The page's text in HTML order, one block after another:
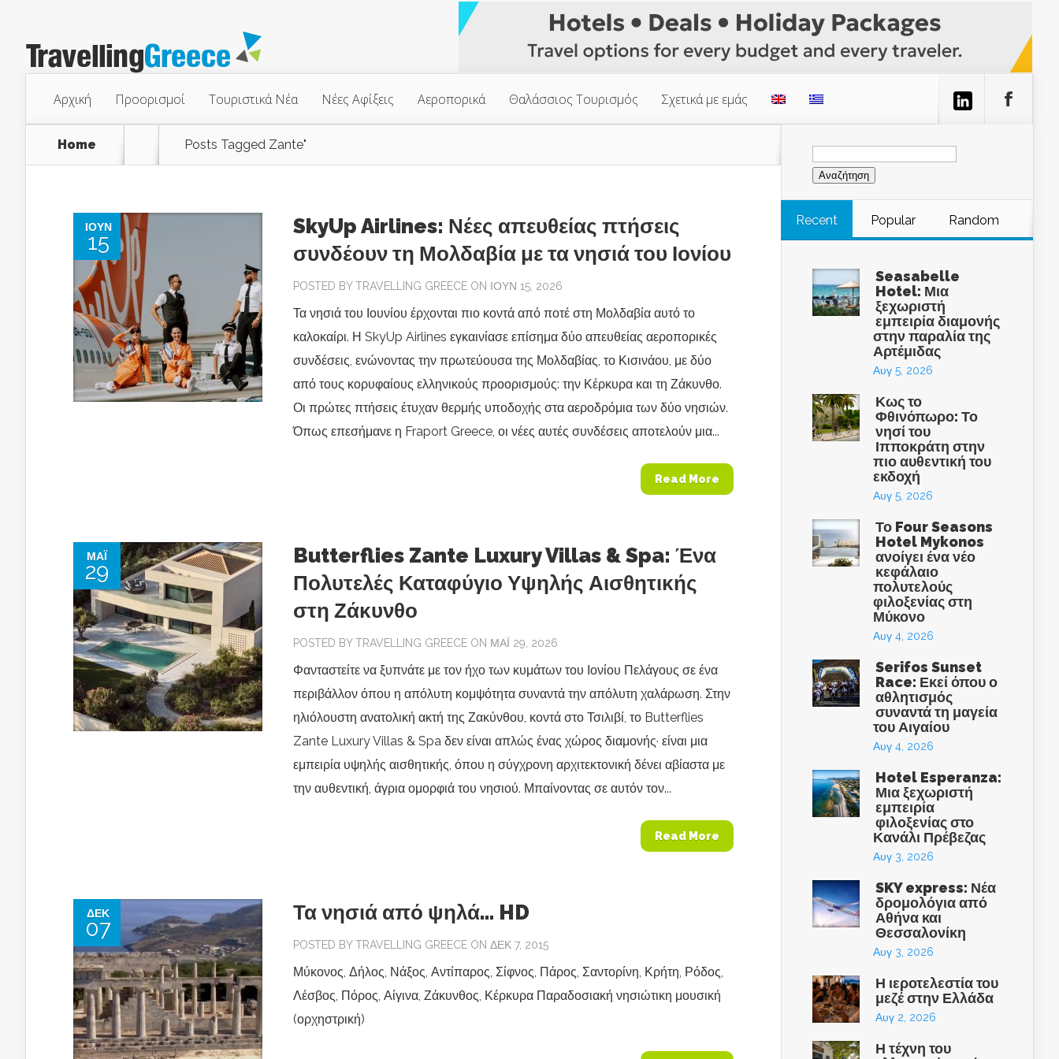
Αρχική Προορισμοί Τουριστικά Νέα Νέες Αφίξεις Αεροπορικά Θαλάσσιος Τουρισμός Σχετικά με εμάς
Home Posts Tagged Zante"
ΙΟΎΝ
15
SkyUp Airlines: Νέες απευθείας πτήσεις
συνδέουν τη Μολδαβία με τα νησιά του Ιονίου
POSTED BYTRAVELLING GREECE ON ΙΟΎΝ 15, 2026
Τα νησιά του Ιουνίου έρχονται πιο κοντά από ποτέ στη Μολδαβία αυτό το
καλοκαίρι. Η SkyUp Airlines εγκαινίασε επίσημα δύο απευθείας αεροπορικές
συνδέσεις, ενώνοντας την πρωτεύουσα της Μολδαβίας, το Κισινάου, με δύο
από τους κορυφαίους ελληνικούς προορισμούς: την Κέρκυρα και τη Ζάκυνθο.
Οι πρώτες πτήσεις έτυχαν θερμής υποδοχής στα αεροδρόμια των δύο νησιών.
Όπως επεσήμανε η Fraport Greece, οι νέες αυτές συνδέσεις αποτελούν μια...
Read More
ΜΆΙ
29
Butterflies Zante Luxury Villas & Spa: Ένα
Πολυτελές Καταφύγιο Υψηλής Αισθητικής
στη Ζάκυνθο
POSTED BYTRAVELLING GREECE ON ΜΆΙ 29, 2026
Φανταστείτε να ξυπνάτε με τον ήχο των κυμάτων του Ιονίου Πελάγους σε ένα
περιβάλλον όπου η απόλυτη κομψότητα συναντά την απόλυτη χαλάρωση. Στην
ηλιόλουστη ανατολική ακτή της Ζακύνθου, κοντά στο Τσιλιβί, το Butterflies
Zante Luxury Villas & Spa δεν είναι απλώς ένας χώρος διαμονής· είναι μια
εμπειρία υψηλής αισθητικής, όπου η σύγχρονη αρχιτεκτονική δένει αβίαστα με
την αυθεντική, άγρια ομορφιά του νησιού. Μπαίνοντας σε αυτόν τον...
Read More
ΔΕΚ
07
Τα νησιά από ψηλά… HD
POSTED BYTRAVELLING GREECE ON ΔΕΚ 7, 2015
Μύκονος, Δήλος, Νάξος, Αντίπαρος, Σίφνος, Πάρος, Σαντορίνη, Κρήτη, Ρόδος,
Λέσβος, Πόρος, Αίγινα, Ζάκυνθος, Κέρκυρα Παραδοσιακή νησιώτικη μουσική
(ορχηστρική)
Αναζήτηση
για:
Recent Popular Random
Seasabelle
Hotel: Μια
ξεχωριστή
εμπειρία διαμονής
στην παραλία της
Αρτέμιδας
Αυγ 5, 2026
Κως το
Φθινόπωρο: Το
νησί του
Ιπποκράτη στην
πιο αυθεντική του
εκδοχή
Αυγ 5, 2026
Το Four Seasons
Hotel Mykonos
ανοίγει ένα νέο
κεφάλαιο
πολυτελούς
φιλοξενίας στη
Μύκονο
Αυγ 4, 2026
Serifos Sunset
Race: Εκεί όπου ο
αθλητισμός
συναντά τη μαγεία
του Αιγαίου
Αυγ 4, 2026
Hotel Esperanza:
Μια ξεχωριστή
εμπειρία
φιλοξενίας στο
Κανάλι Πρέβεζας
Αυγ 3, 2026
SKY express: Νέα
δρομολόγια από
Αθήνα και
Θεσσαλονίκη
Αυγ 3, 2026
Η ιεροτελεστία του
μεζέ στην Ελλάδα
Αυγ 2, 2026
Η τέχνη του